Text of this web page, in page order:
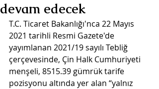
devam edecek
T.C. Ticaret Bakanlığı'nca 22 Mayıs
2021 tarihli Resmi Gazete'de
yayımlanan 2021/19 sayılı Tebliğ
çerçevesinde, Çin Halk Cumhuriyeti
menşeli, 8515.39 gümrük tarife
pozisyonu altında yer alan “yalnız